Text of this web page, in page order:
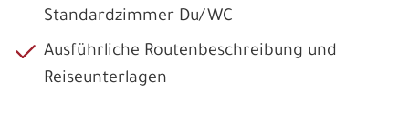
Standardzimmer Du/WC
Ausführliche Routenbeschreibung und
Reiseunterlagen